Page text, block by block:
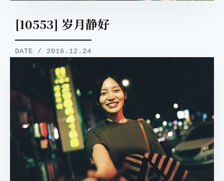
[10553] 岁月静好
DATE / 2016.12.24